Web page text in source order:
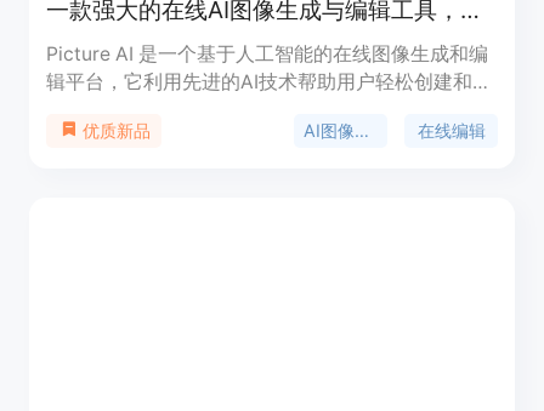
一款强大的在线AI图像生成与编辑工具，提供多种图像处理功能。
Picture AI 是一个基于人工智能的在线图像生成和编
辑平台，它利用先进的AI技术帮助用户轻松创建和优
完全在线，无需下载或安装任何软件。它适用于各种
优质新品 AI图像生成 在线编辑